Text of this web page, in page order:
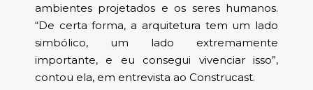
ambientes projetados e os seres humanos.
“De certa forma, a arquitetura tem um lado
simbólico, um lado extremamente
importante, e eu consegui vivenciar isso”,
contou ela, em entrevista ao Construcast.